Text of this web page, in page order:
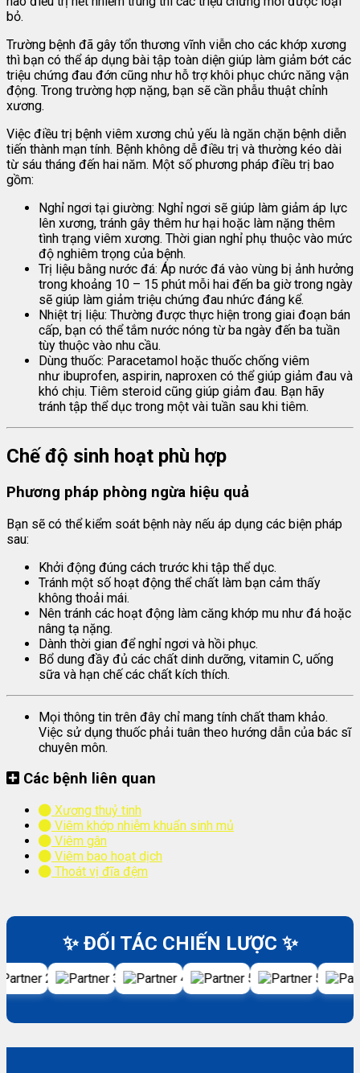
bỏ.
Trường bệnh đã gây tổn thương vĩnh viễn cho các khớp xương
thì bạn có thể áp dụng bài tập toàn diện giúp làm giảm bớt các
triệu chứng đau đớn cũng như hỗ trợ khôi phục chức năng vận
động. Trong trường hợp nặng, bạn sẽ cần phẫu thuật chỉnh
xương.
Việc điều trị bệnh viêm xương chủ yếu là ngăn chặn bệnh diễn
tiến thành mạn tính. Bệnh không dễ điều trị và thường kéo dài
từ sáu tháng đến hai năm. Một số phương pháp điều trị bao
gồm:
Nghỉ ngơi tại giường: Nghỉ ngơi sẽ giúp làm giảm áp lực
lên xương, tránh gây thêm hư hại hoặc làm nặng thêm
tình trạng viêm xương. Thời gian nghỉ phụ thuộc vào mức
độ nghiêm trọng của bệnh.
Trị liệu bằng nước đá: Áp nước đá vào vùng bị ảnh hưởng
trong khoảng 10 – 15 phút mỗi hai đến ba giờ trong ngày
sẽ giúp làm giảm triệu chứng đau nhức đáng kể.
Nhiệt trị liệu: Thường được thực hiện trong giai đoạn bán
cấp, bạn có thể tắm nước nóng từ ba ngày đến ba tuần
tùy thuộc vào nhu cầu.
Dùng thuốc: Paracetamol hoặc thuốc chống viêm
như ibuprofen, aspirin, naproxen có thể giúp giảm đau và
khó chịu. Tiêm steroid cũng giúp giảm đau. Bạn hãy
tránh tập thể dục trong một vài tuần sau khi tiêm.
Chế độ sinh hoạt phù hợp
Phương pháp phòng ngừa hiệu quả
Bạn sẽ có thể kiểm soát bệnh này nếu áp dụng các biện pháp
sau:
Khởi động đúng cách trước khi tập thể dục.
Tránh một số hoạt động thể chất làm bạn cảm thấy
không thoải mái.
Nên tránh các hoạt động làm căng khớp mu như đá hoặc
nâng tạ nặng.
Dành thời gian để nghỉ ngơi và hồi phục.
Bổ dung đầy đủ các chất dinh dưỡng, vitamin C, uống
sữa và hạn chế các chất kích thích.
Mọi thông tin trên đây chỉ mang tính chất tham khảo.
Việc sử dụng thuốc phải tuân theo hướng dẫn của bác sĩ
chuyên môn.
Các bệnh liên quan
Xương thuỷ tinh
Viêm khớp nhiễm khuẩn sinh mủ
Viêm gân
Viêm bao hoạt dịch
Thoát vị đĩa đệm
✨ ĐỐI TÁC CHIẾN LƯỢC ✨